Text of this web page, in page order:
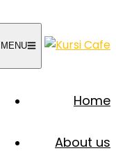
MENU
Home
About us